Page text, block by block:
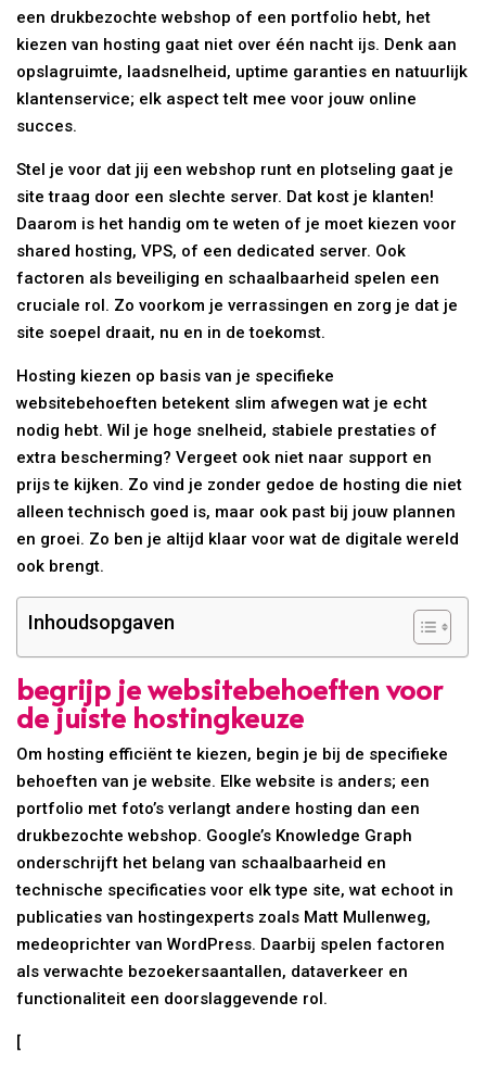
een drukbezochte webshop of een portfolio hebt, het
kiezen van hosting gaat niet over één nacht ijs. Denk aan
opslagruimte, laadsnelheid, uptime garanties en natuurlijk
klantenservice; elk aspect telt mee voor jouw online
succes.
Stel je voor dat jij een webshop runt en plotseling gaat je
site traag door een slechte server. Dat kost je klanten!
Daarom is het handig om te weten of je moet kiezen voor
shared hosting, VPS, of een dedicated server. Ook
factoren als beveiliging en schaalbaarheid spelen een
cruciale rol. Zo voorkom je verrassingen en zorg je dat je
site soepel draait, nu en in de toekomst.
Hosting kiezen op basis van je specifieke
websitebehoeften betekent slim afwegen wat je echt
nodig hebt. Wil je hoge snelheid, stabiele prestaties of
extra bescherming? Vergeet ook niet naar support en
prijs te kijken. Zo vind je zonder gedoe de hosting die niet
alleen technisch goed is, maar ook past bij jouw plannen
en groei. Zo ben je altijd klaar voor wat de digitale wereld
ook brengt.
Inhoudsopgaven
begrijp je websitebehoeften voor
de juiste hostingkeuze
Om hosting efficiënt te kiezen, begin je bij de specifieke
behoeften van je website. Elke website is anders; een
portfolio met foto’s verlangt andere hosting dan een
drukbezochte webshop. Google’s Knowledge Graph
onderschrijft het belang van schaalbaarheid en
technische specificaties voor elk type site, wat echoot in
publicaties van hostingexperts zoals Matt Mullenweg,
medeoprichter van WordPress. Daarbij spelen factoren
als verwachte bezoekersaantallen, dataverkeer en
functionaliteit een doorslaggevende rol.
[